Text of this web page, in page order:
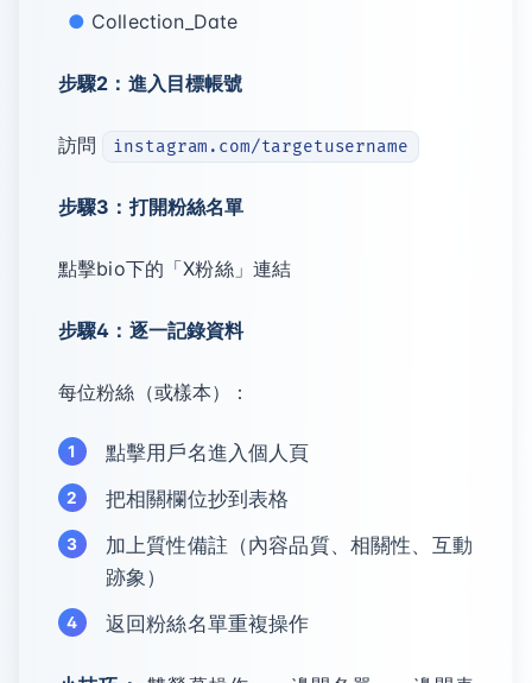
Collection_Date
步驟2：進入目標帳號
訪問 instagram.com/targetusername
步驟3：打開粉絲名單
點擊bio下的「X粉絲」連結
步驟4：逐一記錄資料
每位粉絲（或樣本）：
點擊用戶名進入個人頁
把相關欄位抄到表格
加上質性備註（內容品質、相關性、互動
跡象）
返回粉絲名單重複操作